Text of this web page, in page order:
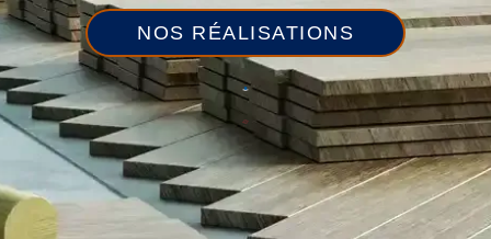
NOS RÉALISATIONS